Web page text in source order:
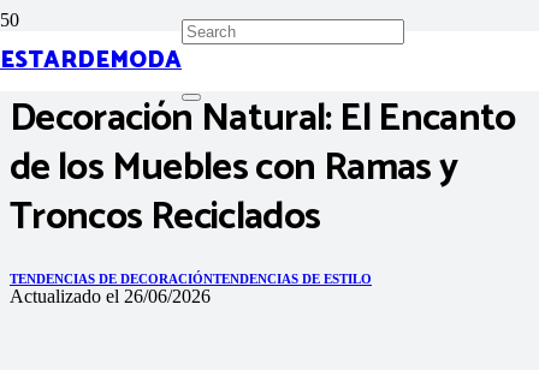
ESTARDEMODA
Decoración Natural: El Encanto
de los Muebles con Ramas y
Troncos Reciclados
TENDENCIAS DE DECORACIÓNTENDENCIAS DE ESTILO
Actualizado el 26/06/2026